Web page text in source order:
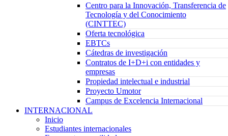
Centro para la Innovación, Transferencia de
Tecnología y del Conocimiento
(CINTTEC)
Oferta tecnológica
EBTCs
Cátedras de investigación
Contratos de I+D+i con entidades y
empresas
Propiedad intelectual e industrial
Proyecto Umotor
Campus de Excelencia Internacional
INTERNACIONAL
Inicio
Estudiantes internacionales